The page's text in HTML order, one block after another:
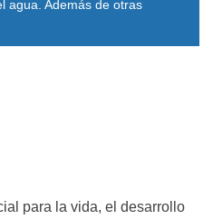
agua. Además de otras
para la vida, el desarrollo